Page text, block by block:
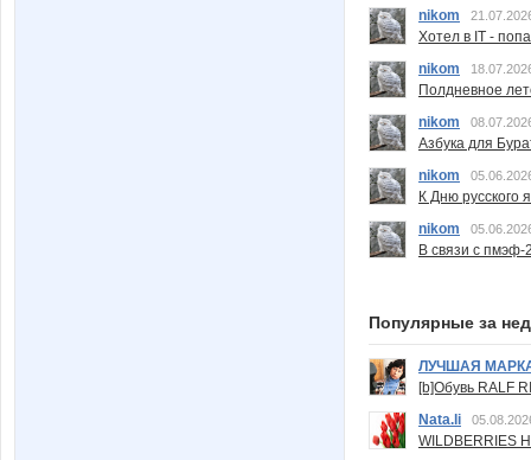
nikom
Хотел в IT -
nikom
Полдневное
nikom
Азбука для
nikom
К Дню русского
nikom
В связи с пмэф-
Популярные за
ЛУЧШАЯ
[b]Обувь RALF
Nata.li